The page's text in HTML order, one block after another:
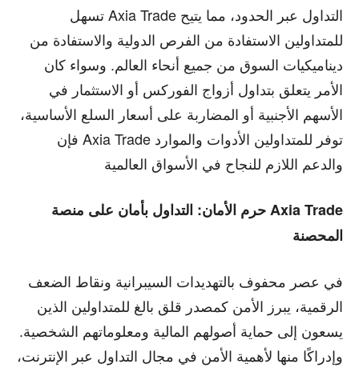
تسهل Axia Trade التداول عبر الحدود، مما يتيح
للمتداولين الاستفادة من الفرص الدولية والاستفادة من
ديناميكيات السوق من جميع أنحاء العالم. وسواء كان
الأمر يتعلق بتداول أزواج الفوركس أو الاستثمار في
الأسهم الأجنبية أو المضاربة على أسعار السلع الأساسية،
فإن Axia Trade توفر للمتداولين الأدوات والموارد
والدعم اللازم للنجاح في الأسواق العالمية
حرم الأمان: التداول بأمان على منصة Axia Trade
المحصنة
في عصر محفوف بالتهديدات السيبرانية ونقاط الضعف
الرقمية، يبرز الأمن كمصدر قلق بالغ للمتداولين الذين
يسعون إلى حماية أصولهم المالية ومعلوماتهم الشخصية.
وإدراكًا منها لأهمية الأمن في مجال التداول عبر الإنترنت،